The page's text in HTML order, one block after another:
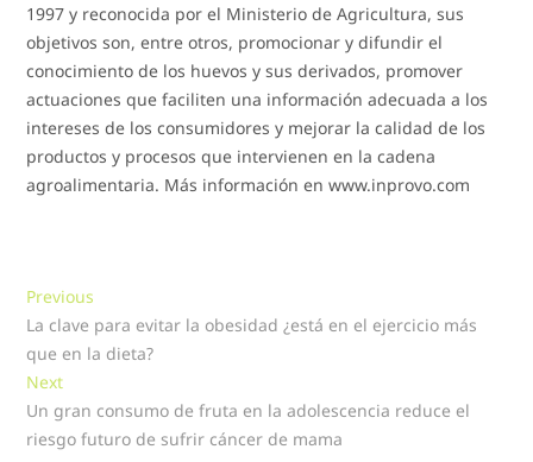
1997 y reconocida por el Ministerio de Agricultura, sus
objetivos son, entre otros, promocionar y difundir el
conocimiento de los huevos y sus derivados, promover
actuaciones que faciliten una información adecuada a los
intereses de los consumidores y mejorar la calidad de los
productos y procesos que intervienen en la cadena
agroalimentaria. Más información en www.inprovo.com
Navegación
de
entradas
Previous
post:
La clave para evitar la obesidad ¿está en el ejercicio más
que en la dieta?
NextNext
post:
Un gran consumo de fruta en la adolescencia reduce el
riesgo futuro de sufrir cáncer de mama